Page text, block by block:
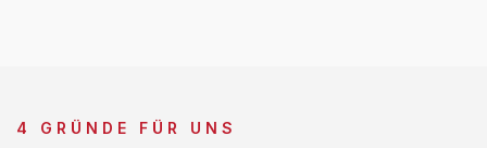
4 GRÜNDE FÜR UNS